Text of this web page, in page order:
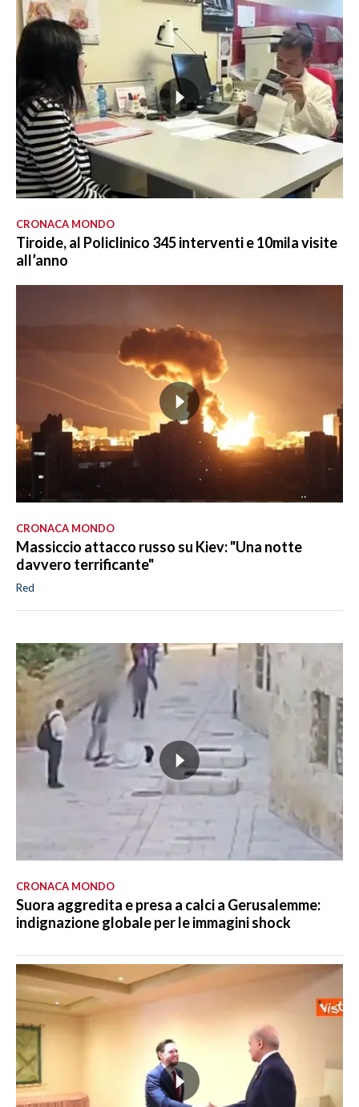
CRONACA MONDO
Tiroide, al Policlinico 345 interventi e 10mila visite
all’anno
CRONACA MONDO
Massiccio attacco russo su Kiev: "Una notte
davvero terrificante"
Red
CRONACA MONDO
Suora aggredita e presa a calci a Gerusalemme:
indignazione globale per le immagini shock